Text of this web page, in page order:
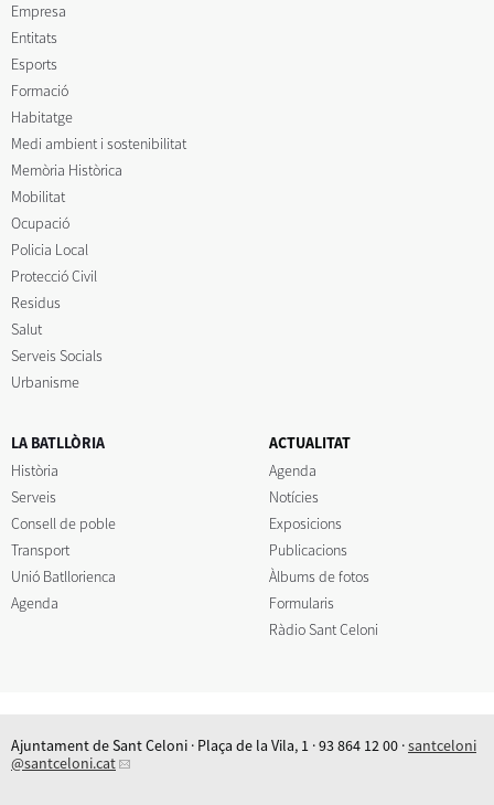
Empresa
Entitats
Esports
Formació
Habitatge
Medi ambient i sostenibilitat
Memòria Històrica
Mobilitat
Ocupació
Policia Local
Protecció Civil
Residus
Salut
Serveis Socials
Urbanisme
LA BATLLÒRIA
Història
Serveis
Consell de poble
Transport
Unió Batllorienca
Agenda
ACTUALITAT
Agenda
Notícies
Exposicions
Publicacions
Àlbums de fotos
Formularis
Ràdio Sant Celoni
Ajuntament de Sant Celoni · Plaça de la Vila, 1 · 93 864 12 00 ·santceloni
@santceloni.cat